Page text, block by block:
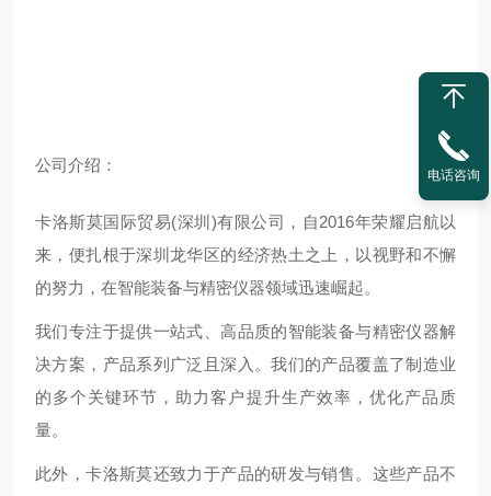
公司介绍：
卡洛斯莫国际贸易(深圳)有限公司，自2016年荣耀启航以
来，便扎根于深圳龙华区的经济热土之上，以视野和不懈
的努力，在智能装备与精密仪器领域迅速崛起。
我们专注于提供一站式、高品质的智能装备与精密仪器解
决方案，产品系列广泛且深入。我们的产品覆盖了制造业
的多个关键环节，助力客户提升生产效率，优化产品质
量。
此外，卡洛斯莫还致力于产品的研发与销售。这些产品不
电话咨询